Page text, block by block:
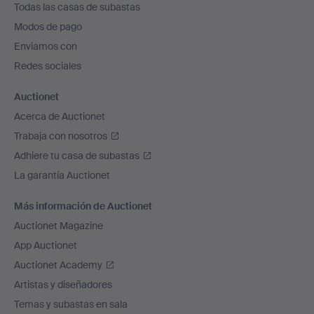
pie
de
página
Todas las casas de subastas
Modos de pago
Enviamos con
Redes sociales
Auctionet
Acerca de Auctionet
Trabaja con nosotros
Adhiere tu casa de subastas
La garantía Auctionet
Más información de Auctionet
Auctionet Magazine
App Auctionet
Auctionet Academy
Artistas y diseñadores
Temas y subastas en sala